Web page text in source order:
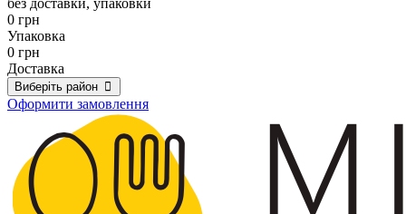
без доставки, упаковки
0 грн
Упаковка
0 грн
Доставка
Виберіть район
Оформити замовлення